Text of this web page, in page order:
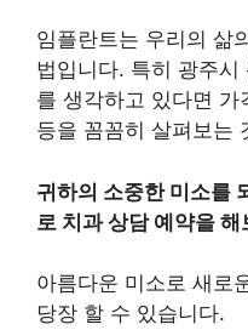
임플란트는 우리의 삶
법입니다. 특히 광주
를 생각하고 있다면
등을 꼼꼼히 살펴보는
귀하의 소중한 미소를
로 치과 상담 예약을 해
아름다운 미소로 새로
당장 할 수 있습니다.